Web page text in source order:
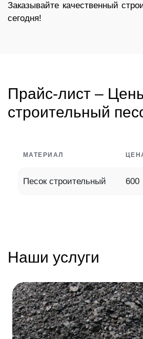
Заказывайте качественный
сегодня!
Прайс-лист –
строительный
МАТЕРИАЛ
Песок строительный 600
Наши услуги